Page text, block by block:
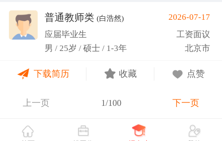
普通教师类 (白浩然)
2026-07-17
应届毕业生
工资面议
男 / 25岁 / 硕士 / 1-3年
北京市
下载简历 收藏 点赞
上一页 1/100 下一页